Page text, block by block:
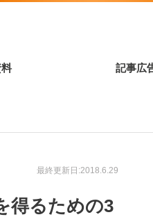
記事広
最終更新日:2018.6.29
得るための3